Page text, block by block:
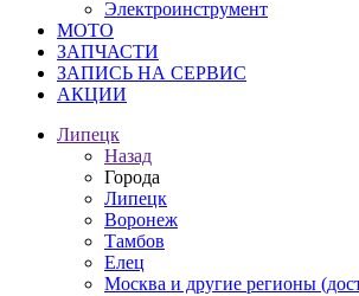
Электроинструмент
МОТО
ЗАПЧАСТИ
ЗАПИСЬ НА СЕРВИС
АКЦИИ
Липецк
Назад
Города
Липецк
Воронеж
Тамбов
Елец
Москва и другие регионы